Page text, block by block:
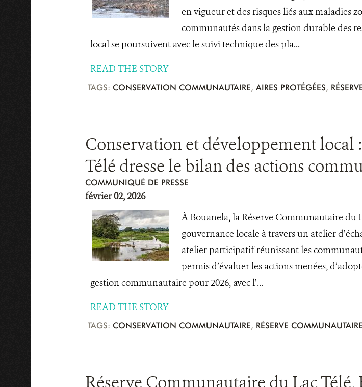
en vigueur et des risques liés aux maladies
communautés dans la gestion durable des
local se poursuivent avec le suivi technique des pla...
READ THE STORY
TAGS: CONSERVATION COMMUNAUTAIRE, AIRES PROTÉGÉES,
Conservation et développement local
Télé dresse le bilan des actions
COMMUNIQUÉ DE PRESSE
février 02, 2026
À Bouanela, la Réserve Communautaire du
gouvernance locale à travers un atelier
atelier participatif réunissant les
permis d’évaluer les actions menées,
gestion communautaire pour 2026, avec l’...
READ THE STORY
TAGS: CONSERVATION COMMUNAUTAIRE, RÉSERVE
Réserve Communautaire du Lac